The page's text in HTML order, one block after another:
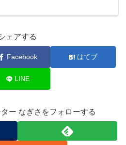
ェアする
Facebook はてブ
LINE
ー なぎさをフォローする